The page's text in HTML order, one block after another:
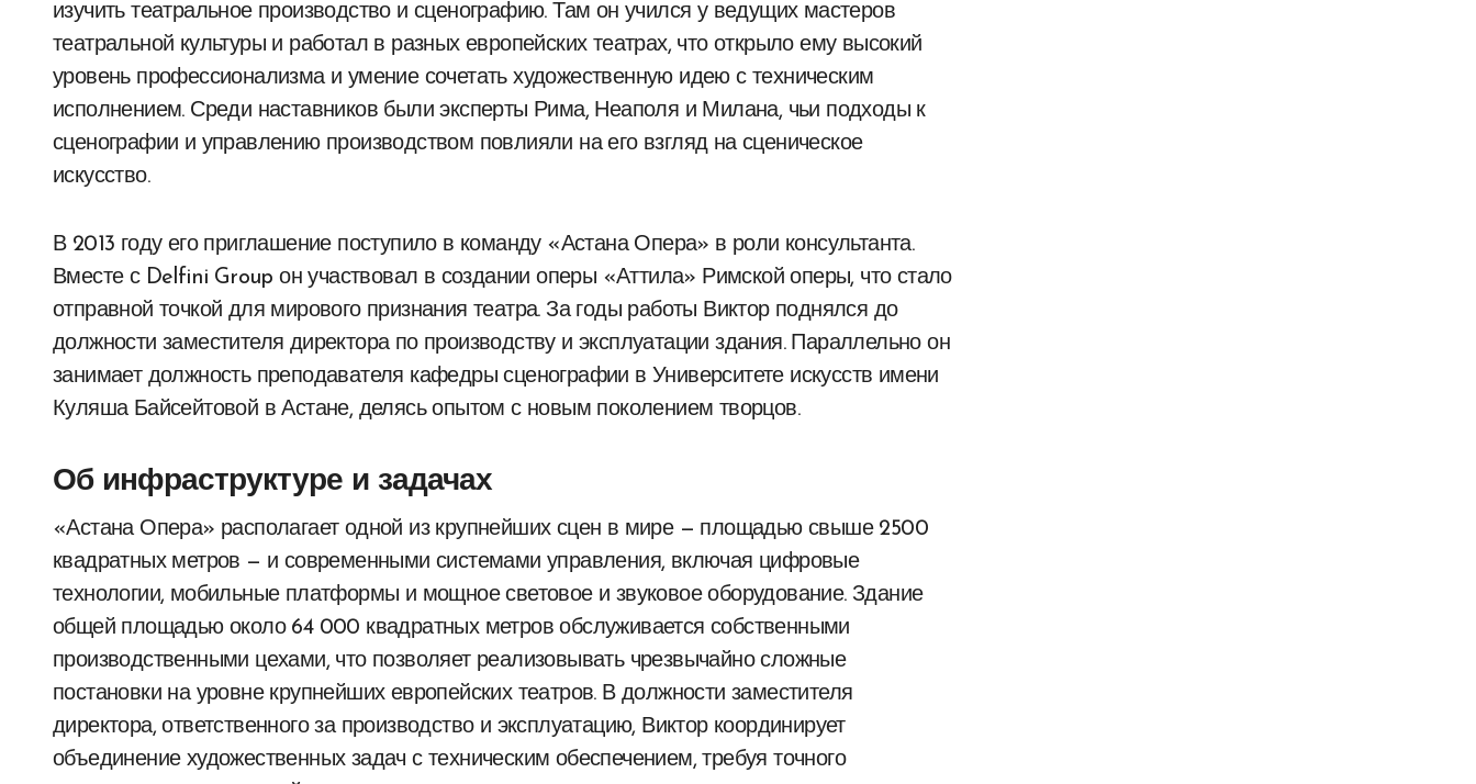
изучить театральное производство и сценографию. Там он учился у ведущих мастеров
театральной культуры и работал в разных европейских театрах, что открыло ему высокий
уровень профессионализма и умение сочетать художественную идею с техническим
исполнением. Среди наставников были эксперты Рима, Неаполя и Милана, чьи подходы к
сценографии и управлению производством повлияли на его взгляд на сценическое
искусство.
В 2013 году его приглашение поступило в команду «Астана Опера» в роли консультанта.
Вместе с Delfini Group он участвовал в создании оперы «Аттила» Римской оперы, что стало
отправной точкой для мирового признания театра. За годы работы Виктор поднялся до
должности заместителя директора по производству и эксплуатации здания. Параллельно он
занимает должность преподавателя кафедры сценографии в Университете искусств имени
Куляша Байсейтовой в Астане, делясь опытом с новым поколением творцов.
Об инфраструктуре и задачах
«Астана Опера» располагает одной из крупнейших сцен в мире — площадью свыше 2500
квадратных метров — и современными системами управления, включая цифровые
технологии, мобильные платформы и мощное световое и звуковое оборудование. Здание
общей площадью около 64 000 квадратных метров обслуживается собственными
производственными цехами, что позволяет реализовывать чрезвычайно сложные
постановки на уровне крупнейших европейских театров. В должности заместителя
директора, ответственного за производство и эксплуатацию, Виктор координирует
объединение художественных задач с техническим обеспечением, требуя точного